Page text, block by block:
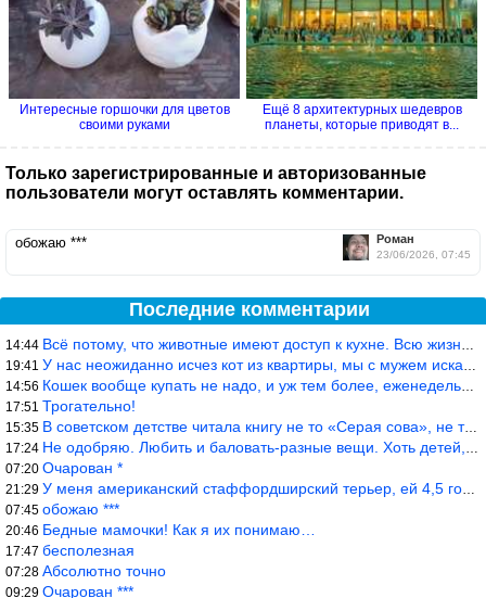
Интересные горшочки для цветов
своими руками
Ещё 8 архитектурных шедевров
планеты, которые приводят в...
Только зарегистрированные и авторизованные
пользователи могут оставлять комментарии.
Роман
23/06/2026, 07:45
обожаю ***
Последние комментарии
14:44 Всё потому, что животные имеют доступ к кухне. Всю жизнь живу с
19:41 У нас неожиданно исчез кот из квартиры, мы с мужем искали повсюд
14:56 Кошек вообще купать не надо, и уж тем более, еженедельно, как лю
17:51 Трогательно!
15:35 В советском детстве читала книгу не то «Серая сова», не то ещё к
17:24 Не одобряю. Любить и баловать-разные вещи. Хоть детей, хоть коше
07:20 Очарован *
21:29 У меня американский стаффордширский терьер, ей 4,5 года, но ни р
07:45 обожаю ***
20:46 Бедные мамочки! Как я их понимаю…
17:47 бесполезная
07:28 Абсолютно точно
09:29 Очарован ***